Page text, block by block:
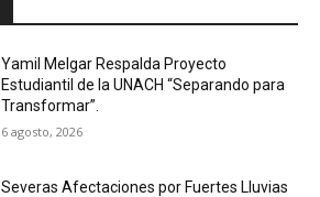
Yamil Melgar Respalda Proyecto
Estudiantil de la UNACH “Separando para
Transformar”.
6 agosto, 2026
Severas Afectaciones por Fuertes Lluvias